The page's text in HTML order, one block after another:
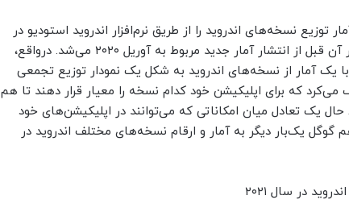
توزیع نسخه‌های اندروید را از طریق نرم‌افزار اندروید استودیو در
اختیار توسعه‌دهندگان قرار می‌داد و آخرین بار آن قبل از انتشار آمار جدید مربوط به آوریل ۲۰۲۰ می‌شد. درواقع،
یک آمار از نسخه‌های اندروید به شکل یک نمودار توزیع تجمعی
که برای اپلیکیشن‌ خود کدام نسخه‌ را معیار قرار دهند تا هم
حال یک تعادل میان امکاناتی که می‌توانند در اپلیکیشن‌های خود
گوگل یک‌بار دیگر به آمار و ارقام نسخه‌های مختلف اندروید در